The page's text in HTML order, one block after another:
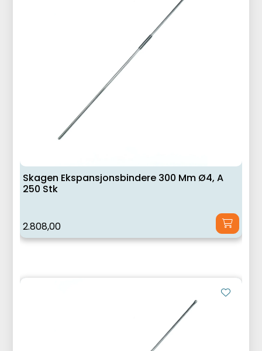
Skagen Ekspansjonsbindere 300 Mm Ø4, A
250 Stk
2.808,00